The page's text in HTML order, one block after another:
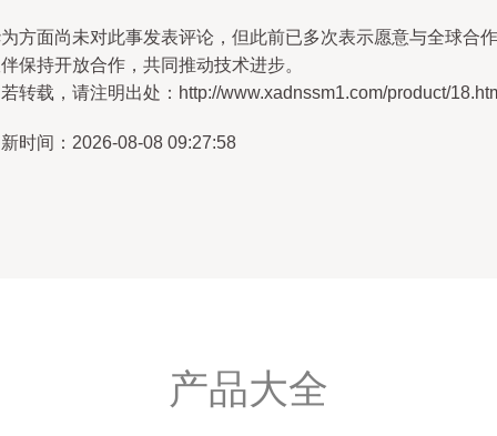
方面尚未对此事发表评论，但此前已多次表示愿意与全球合作
保持开放合作，共同推动技术进步。
转载，请注明出处：http://www.xadnssm1.com/product/
时间：2026-08-08 09:27:58
产品大全